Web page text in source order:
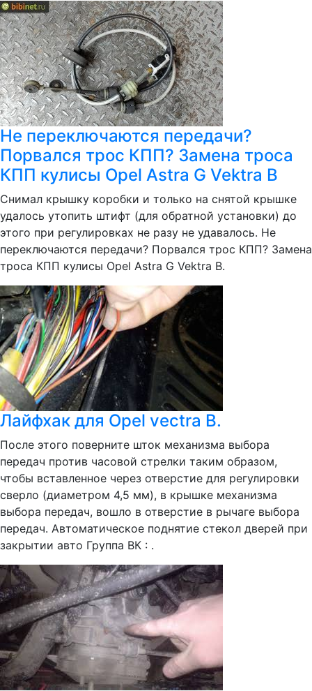
Не переключаются передачи?
Порвался трос КПП? Замена троса
КПП кулисы Opel Astra G Vektra B
Снимал крышку коробки и только на снятой крышке
удалось утопить штифт (для обратной установки) до
этого при регулировках не разу не удавалось. Не
переключаются передачи? Порвался трос КПП? Замена
троса КПП кулисы Opel Astra G Vektra B.
Лайфхак для Opel vectra B.
После этого поверните шток механизма выбора
передач против часовой стрелки таким образом,
чтобы вставленное через отверстие для регулировки
сверло (диаметром 4,5 мм), в крышке механизма
выбора передач, вошло в отверстие в рычаге выбора
передач. Автоматическое поднятие стекол дверей при
закрытии авто Группа ВК : .